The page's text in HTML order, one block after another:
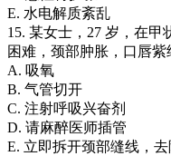
E. 水电解质紊乱
15. 某女士，27 岁，在甲
困难，颈部肿胀，口唇
A. 吸氧
B. 气管切开
C. 注射呼吸兴奋剂
D. 请麻醉医师插管
E. 立即拆开颈部缝线，